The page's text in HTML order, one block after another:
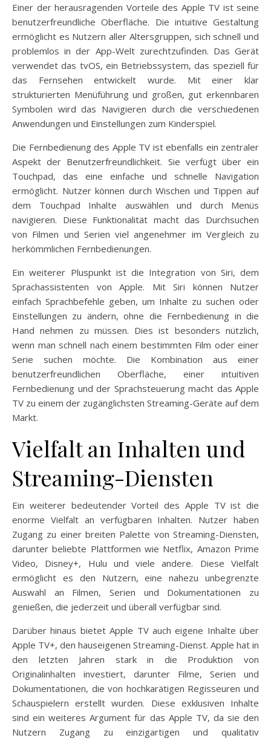
Einer der herausragenden Vorteile des Apple TV ist seine
benutzerfreundliche Oberfläche. Die intuitive Gestaltung
ermöglicht es Nutzern aller Altersgruppen, sich schnell und
problemlos in der App-Welt zurechtzufinden. Das Gerät
verwendet das tvOS, ein Betriebssystem, das speziell für
das Fernsehen entwickelt wurde. Mit einer klar
strukturierten Menüführung und großen, gut erkennbaren
Symbolen wird das Navigieren durch die verschiedenen
Anwendungen und Einstellungen zum Kinderspiel.
Die Fernbedienung des Apple TV ist ebenfalls ein zentraler
Aspekt der Benutzerfreundlichkeit. Sie verfügt über ein
Touchpad, das eine einfache und schnelle Navigation
ermöglicht. Nutzer können durch Wischen und Tippen auf
dem Touchpad Inhalte auswählen und durch Menüs
navigieren. Diese Funktionalität macht das Durchsuchen
von Filmen und Serien viel angenehmer im Vergleich zu
herkömmlichen Fernbedienungen.
Ein weiterer Pluspunkt ist die Integration von Siri, dem
Sprachassistenten von Apple. Mit Siri können Nutzer
einfach Sprachbefehle geben, um Inhalte zu suchen oder
Einstellungen zu ändern, ohne die Fernbedienung in die
Hand nehmen zu müssen. Dies ist besonders nützlich,
wenn man schnell nach einem bestimmten Film oder einer
Serie suchen möchte. Die Kombination aus einer
benutzerfreundlichen Oberfläche, einer intuitiven
Fernbedienung und der Sprachsteuerung macht das Apple
TV zu einem der zugänglichsten Streaming-Geräte auf dem
Markt.
Vielfalt an Inhalten und
Streaming-Diensten
Ein weiterer bedeutender Vorteil des Apple TV ist die
enorme Vielfalt an verfügbaren Inhalten. Nutzer haben
Zugang zu einer breiten Palette von Streaming-Diensten,
darunter beliebte Plattformen wie Netflix, Amazon Prime
Video, Disney+, Hulu und viele andere. Diese Vielfalt
ermöglicht es den Nutzern, eine nahezu unbegrenzte
Auswahl an Filmen, Serien und Dokumentationen zu
genießen, die jederzeit und überall verfügbar sind.
Darüber hinaus bietet Apple TV auch eigene Inhalte über
Apple TV+, den hauseigenen Streaming-Dienst. Apple hat in
den letzten Jahren stark in die Produktion von
Originalinhalten investiert, darunter Filme, Serien und
Dokumentationen, die von hochkarätigen Regisseuren und
Schauspielern erstellt wurden. Diese exklusiven Inhalte
sind ein weiteres Argument für das Apple TV, da sie den
Nutzern Zugang zu einzigartigen und qualitativ